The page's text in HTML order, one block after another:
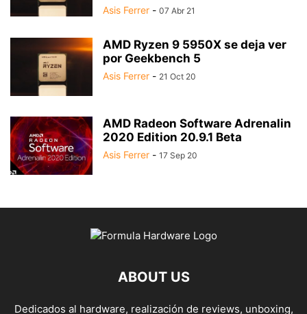
Asis Ferrer - 07 Abr 21
AMD Ryzen 9 5950X se deja ver
por Geekbench 5
Asis Ferrer - 21 Oct 20
AMD Radeon Software Adrenalin
2020 Edition 20.9.1 Beta
Asis Ferrer - 17 Sep 20
ABOUT US
Dedicados al hardware, realización de reviews, unboxing,